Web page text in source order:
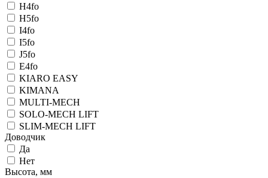
H4fo
H5fo
I4fo
I5fo
J5fo
E4fo
KIARO EASY
KIMANA
MULTI-MECH
SOLO-MECH LIFT
SLIM-MECH LIFT
Доводчик
Да
Нет
Высота, мм